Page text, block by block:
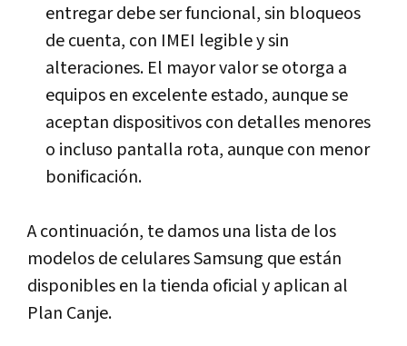
entregar debe ser funcional, sin bloqueos
de cuenta, con IMEI legible y sin
alteraciones. El mayor valor se otorga a
equipos en excelente estado, aunque se
aceptan dispositivos con detalles menores
o incluso pantalla rota, aunque con menor
bonificación.
A continuación, te damos una lista de los
modelos de celulares Samsung que están
disponibles en la tienda oficial y aplican al
Plan Canje.